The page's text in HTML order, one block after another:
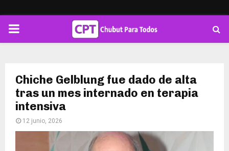
PRIMARY
Chiche Gelblung fue dado de alta
tras un mes internado en terapia
intensiva
12 junio, 2026